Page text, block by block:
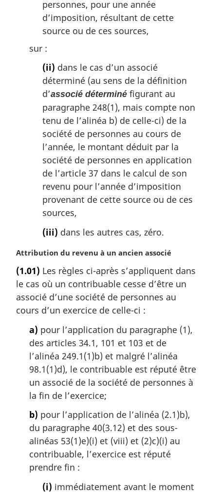
personnes, pour une année
d’imposition, résultant de cette
source ou de ces sources,
sur :
(ii) dans le cas d’un associé
déterminé (au sens de la définition
d’associé déterminé figurant au
paragraphe 248(1), mais compte non
tenu de l’alinéa b) de celle-ci) de la
société de personnes au cours de
l’année, le montant déduit par la
société de personnes en application
de l’article 37 dans le calcul de son
revenu pour l’année d’imposition
provenant de cette source ou de ces
sources,
(iii) dans les autres cas, zéro.
N
t
e
m
a
Attribution du revenu à un ancien associé
(1.01) Les règles ci-après s’appliquent dans
le cas où un contribuable cesse d’être un
associé d’une société de personnes au
cours d’un exercice de celle-ci :
a) pour l’application du paragraphe (1),
des articles 34.1, 101 et 103 et de
l’alinéa 249.1(1)b) et malgré l’alinéa
98.1(1)d), le contribuable est réputé être
un associé de la société de personnes à
la fin de l’exercice;
b) pour l’application de l’alinéa (2.1)b),
du paragraphe 40(3.12) et des sous-
alinéas 53(1)e)(i) et (viii) et (2)c)(i) au
contribuable, l’exercice est réputé
prendre fin :
(i) immédiatement avant le moment